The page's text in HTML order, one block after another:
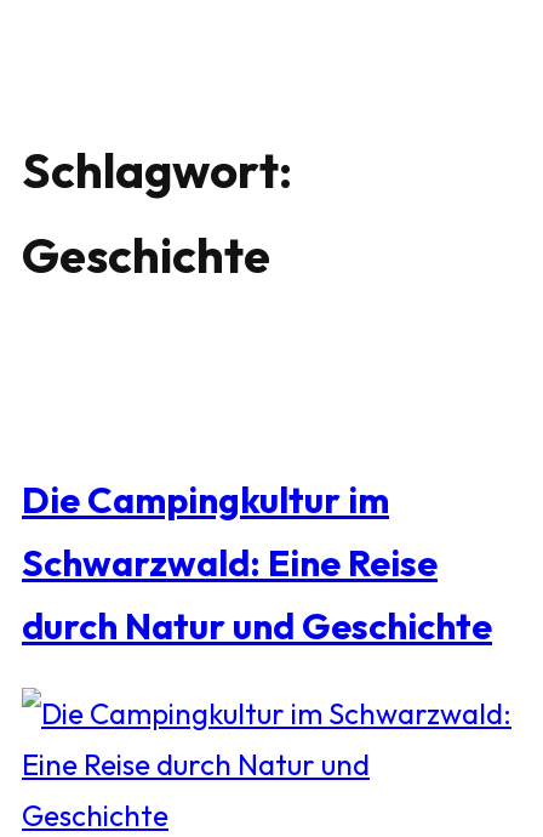
Schlagwort:
Geschichte
Die Campingkultur im
Schwarzwald: Eine Reise
durch Natur und Geschichte